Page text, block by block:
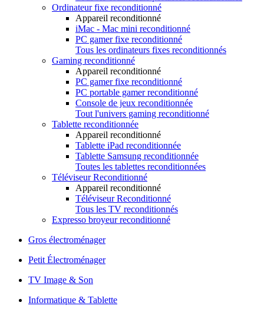
Ordinateur fixe reconditionné
Appareil reconditionné
iMac - Mac mini reconditionné
PC gamer fixe reconditionné
Tous les ordinateurs fixes reconditionnés
Gaming reconditionné
Appareil reconditionné
PC gamer fixe reconditionné
PC portable gamer reconditionné
Console de jeux reconditionnée
Tout l'univers gaming reconditionné
Tablette reconditionnée
Appareil reconditionné
Tablette iPad reconditionnée
Tablette Samsung reconditionnée
Toutes les tablettes reconditionnées
Téléviseur Reconditionné
Appareil reconditionné
Téléviseur Reconditionné
Tous les TV reconditionnés
Expresso broyeur reconditionné
Gros électroménager
Petit Électroménager
TV Image & Son
Informatique & Tablette